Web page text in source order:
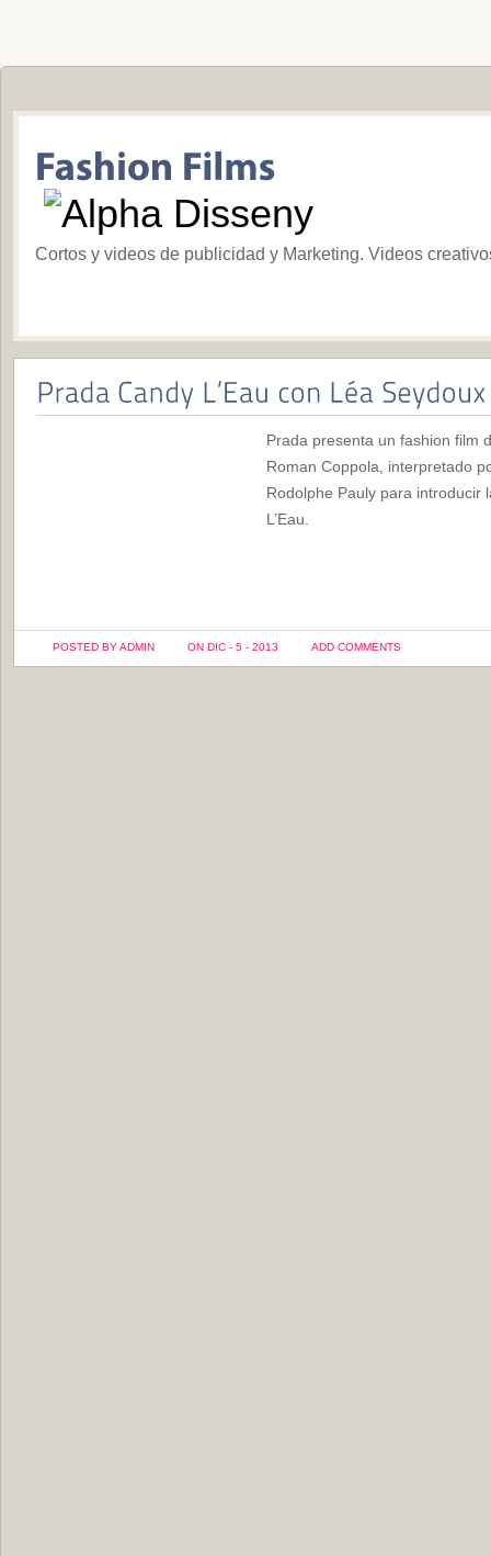
Cortos y videos de publicidad y Marketing. Videos
Prada presenta un fashion film
Roman Coppola, interpretado
Rodolphe Pauly para introducir
L’Eau.
POSTED BY ADMIN ON DIC - 5 - 2013 ADD COMMENTS